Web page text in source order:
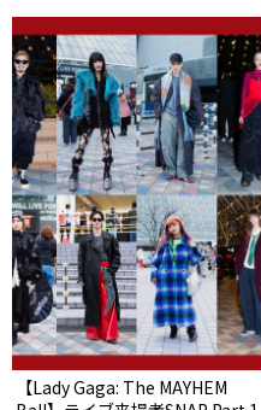
【Lady Gaga: The MAYHEM